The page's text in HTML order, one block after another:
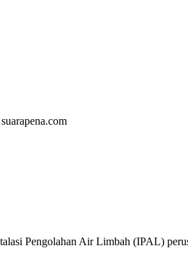
Pengolahan Air Limbah (IPAL)